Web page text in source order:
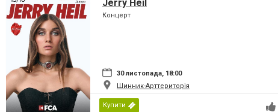
Jerry Heil
Концерт
30 листопада, 18:00
Шинник-Арттериторія
Купити